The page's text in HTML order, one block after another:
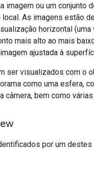
imagem ou um
As imagens estão
horizontal
mais alto ao mais
ajustada à
ser visualizados com o
como uma esfera,
câmera, bem como
por um